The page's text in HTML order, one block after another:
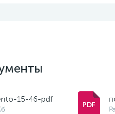
15-46-pdf